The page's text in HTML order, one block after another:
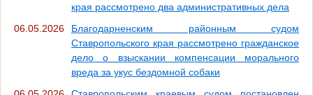
края рассмотрено два административных дела
06.05.2026
Благодарненским районным судом
Ставропольского края рассмотрено гражданское
дело о взыскании компенсации морального
вреда за укус бездомной собаки